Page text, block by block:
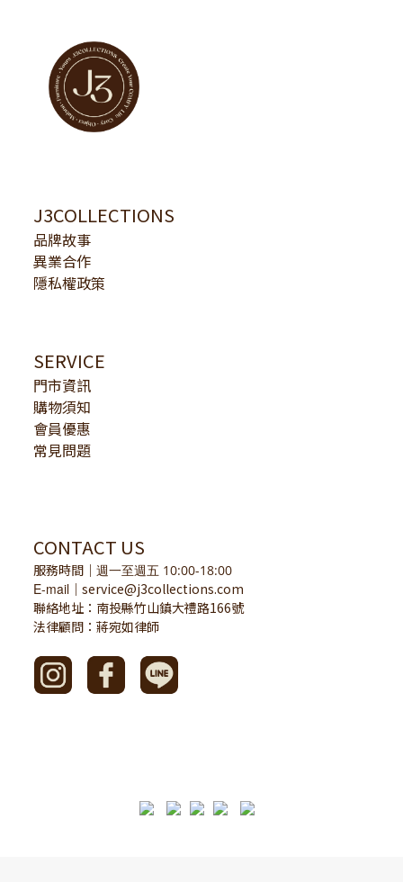
J3COLLECTIONS
品牌故事
異業合作
隱私權政策
SERVICE
門市資訊
購物須知
會員優惠
常見問題
CONTACT US
服務時間 ｜ 週一至週五 10:00-18:00
E-mail ｜ service@j3collections.com
聯絡地址：南投縣竹山鎮大禮路166號
法律顧問：蔣宛如律師